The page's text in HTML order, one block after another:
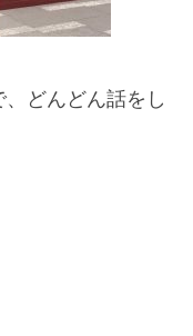
どんどん話をし